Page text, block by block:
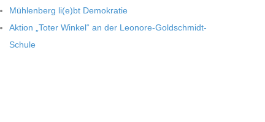
Müh­len­berg li(e)bt Demokratie
Aktion „Toter Win­kel“ an der Leonore-Goldschmidt-
Schule